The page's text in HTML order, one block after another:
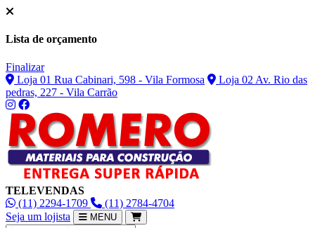
Lista de orçamento
Finalizar
Loja 01 Rua Cabinari, 598 - Vila Formosa
Loja 02 Av. Rio das
pedras, 227 - Vila Carrão
TELEVENDAS
(11) 2294-1709
(11) 2784-4704
Seja um lojista
MENU